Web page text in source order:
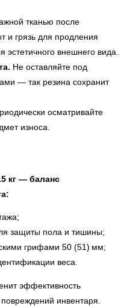
тканью после
и грязь для продления
эстетичного внешнего вида.
Не оставляйте под
— так резина сохранит
осматривайте
износа.
кг — баланс
защиты пола и тишины;
грифами 50 (51) мм;
веса.
эффективность
инвентаря.